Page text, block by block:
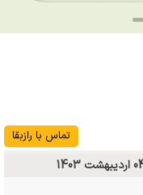
تماس با رازبقا
1403